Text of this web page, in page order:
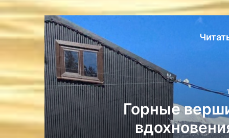
Поход в горы:
отдыха